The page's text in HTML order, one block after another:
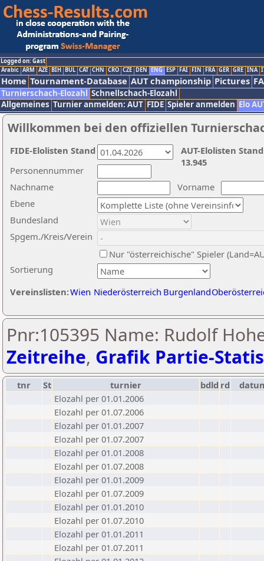
Logged on: Gast
Arabic ARM AZE BIH BUL CAT CHN CRO CZE DEN ENG ESP FAI FIN FRA GER GRE INA
Home Tournament-Database AUT championship Pictures
Turnierschach-Elozahl Schnellschach-Elozahl
Allgemeines Turnier anmelden: AUT FIDE Spieler anmelden Elo
Willkommen bei den offiziellen
Nachname
Vorname
Ebene
Sortierung
Personennummer
Bundesland
Spgem./Kreis/Verein
Nur "österreichische" Spieler
Vereinslisten:Wien Niederösterreich Burgenland
AUT-Elolisten
13.945
FIDE-Elolisten Stand
Pnr:105395 Name: Rudolf
Zeitreihe, Grafik Partie-
tnr St turnier bdld rd
Elozahl per 01.01.2006
Elozahl per 01.07.2006
Elozahl per 01.01.2007
Elozahl per 01.07.2007
Elozahl per 01.01.2008
Elozahl per 01.07.2008
Elozahl per 01.01.2009
Elozahl per 01.07.2009
Elozahl per 01.01.2010
Elozahl per 01.07.2010
Elozahl per 01.01.2011
Elozahl per 01.07.2011